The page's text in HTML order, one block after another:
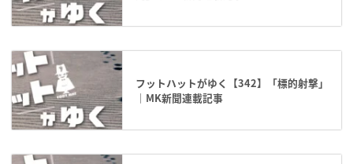
フットハットがゆく【342】「標的射撃」
｜MK新聞連載記事